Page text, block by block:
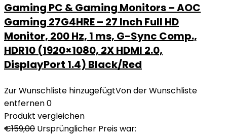
Gaming PC & Gaming Monitors – AOC
Gaming 27G4HRE – 27 Inch Full HD
Monitor, 200 Hz, 1 ms, G-Sync Comp.,
HDR10 (1920×1080, 2X HDMI 2.0,
DisplayPort 1.4) Black/Red
Zur Wunschliste hinzugefügtVon der Wunschliste
entfernen0
Produkt vergleichen
€159,00 Ursprünglicher Preis war: